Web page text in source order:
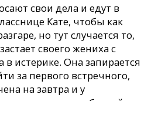
свои дела и едут в
Кате, чтобы как
но тут случается то,
своего жениха с
истерике. Она запирается
за первого встречного,
на завтра и у
одна ночь, чтобы найти